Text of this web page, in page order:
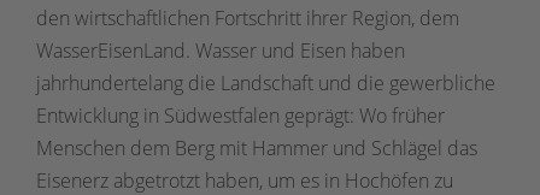
den wirtschaftlichen Fortschritt ihrer Region, dem
WasserEisenLand. Wasser und Eisen haben
jahrhundertelang die Landschaft und die gewerbliche
Entwicklung in Südwestfalen geprägt: Wo früher
Menschen dem Berg mit Hammer und Schlägel das
Eisenerz abgetrotzt haben, um es in Hochöfen zu